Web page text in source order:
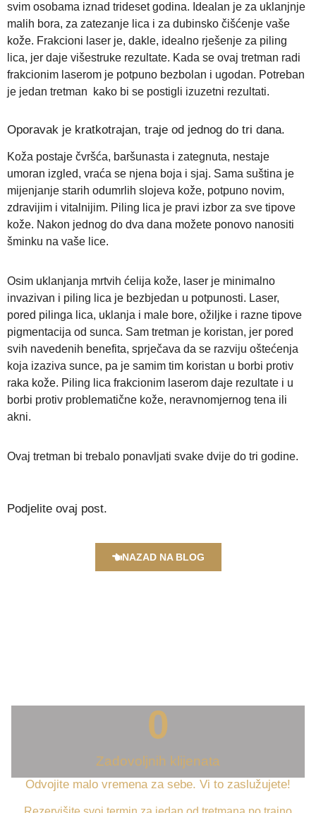
svim osobama iznad trideset godina. Idealan je za uklanjnje
malih bora, za zatezanje lica i za dubinsko čišćenje vaše
kože. Frakcioni laser je, dakle, idealno rješenje za piling
lica, jer daje višestruke rezultate. Kada se ovaj tretman radi
frakcionim laserom je potpuno bezbolan i ugodan. Potreban
je jedan tretman kako bi se postigli izuzetni rezultati.
Oporavak je kratkotrajan, traje od jednog do tri dana.
Koža postaje čvršća, baršunasta i zategnuta, nestaje
umoran izgled, vraća se njena boja i sjaj. Sama suština je
mijenjanje starih odumrlih slojeva kože, potpuno novim,
zdravijim i vitalnijim. Piling lica je pravi izbor za sve tipove
kože. Nakon jednog do dva dana možete ponovo nanositi
šminku na vaše lice.
Osim uklanjanja mrtvih ćelija kože, laser je minimalno
invazivan i piling lica je bezbjedan u potpunosti. Laser,
pored pilinga lica, uklanja i male bore, ožiljke i razne tipove
pigmentacija od sunca. Sam tretman je koristan, jer pored
svih navedenih benefita, sprječava da se razviju oštećenja
koja izaziva sunce, pa je samim tim koristan u borbi protiv
raka kože. Piling lica frakcionim laserom daje rezultate i u
borbi protiv problematične kože, neravnomjernog tena ili
akni.
Ovaj tretman bi trebalo ponavljati svake dvije do tri godine.
Podjelite ovaj post.
NAZAD NA BLOG
Zadovoljnih klijenata
0
Odvojite malo vremena za sebe. Vi to zaslužujete!